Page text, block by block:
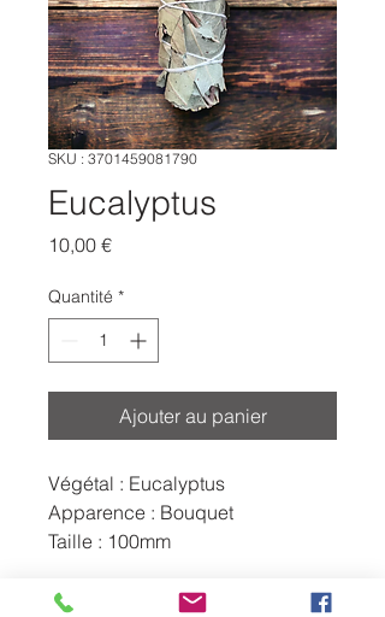
SKU : 3701459081790
Eucalyptus
10,00 €Prix
Quantité *
Ajouter au panier
Végétal : Eucalyptus
Apparence : Bouquet
Taille : 100mm